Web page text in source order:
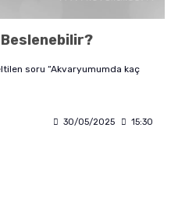
soru “Akvaryumumda kaç
30/05/2025 15:30